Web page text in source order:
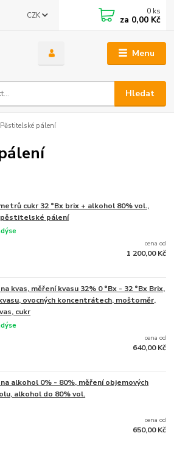
Menu
CZK
Hledat
0 ks
za 0,00 Kč
Pěstitelské pálení
cukr 32 °Bx brix + alkohol 80% vol.,
pěstitelské pálení
cena od
1 200,00 Kč
kvas, měření kvasu 32% 0 °Bx - 32 °Bx Brix,
ovocných koncentrátech, moštoměr,
cukr
cena od
640,00 Kč
alkohol 0% - 80%, měření objemových
alkohol do 80% vol.
cena od
650,00 Kč